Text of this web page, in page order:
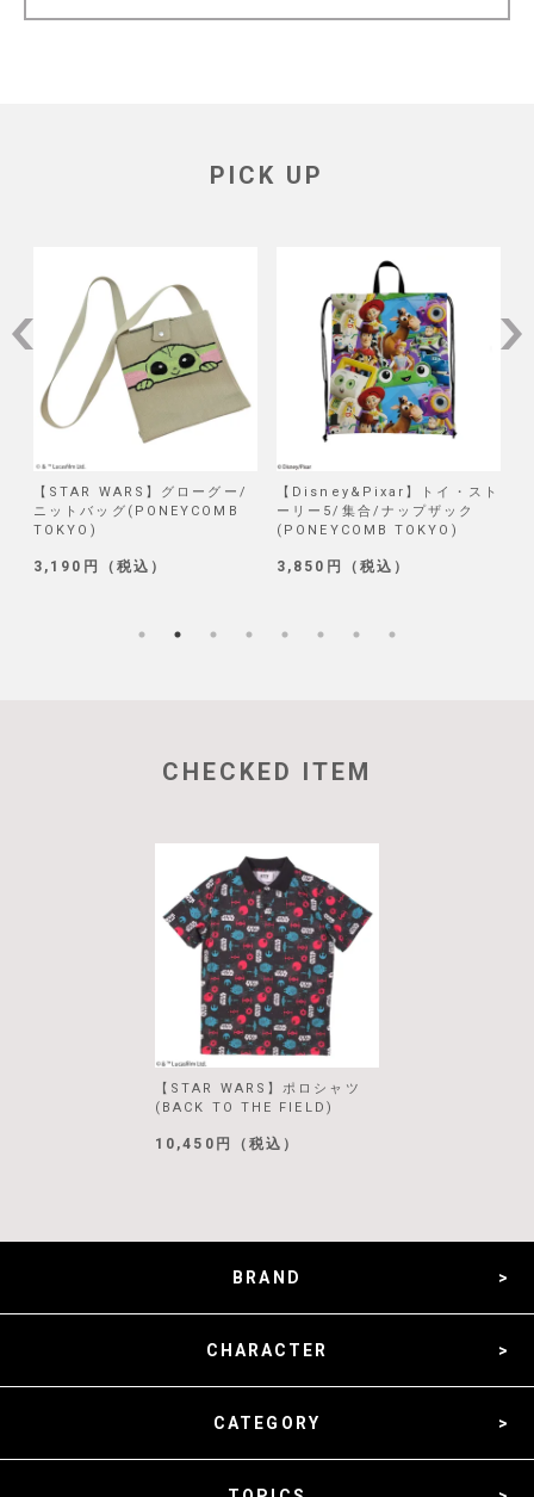
PICK UP
【STAR WARS】グローグー/
ニットバッグ(PONEYCOMB
TOKYO)
3,190円（税込）
【Disney&Pixar】トイ・スト
ーリー5/集合/ナップザック
(PONEYCOMB TOKYO)
3,850円（税込）
CHECKED ITEM
【STAR WARS】ポロシャツ
(BACK TO THE FIELD)
10,450円（税込）
BRAND
CHARACTER
CATEGORY